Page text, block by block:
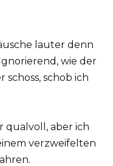
lauter denn
wie der
schob ich
qualvoll, aber ich
verzweifelten